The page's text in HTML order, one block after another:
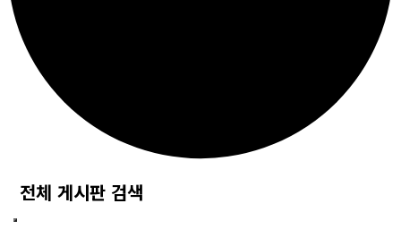
전체 게시판 검색